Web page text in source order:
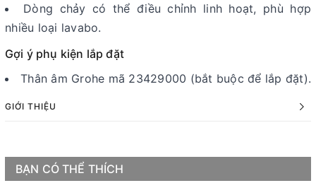
Dòng chảy có thể điều chỉnh linh hoạt, phù hợp
nhiều loại lavabo.
Gợi ý phụ kiện lắp đặt
Thân âm Grohe mã 23429000 (bắt buộc để lắp đặt).
GIỚI THIỆU
BẠN CÓ THỂ THÍCH